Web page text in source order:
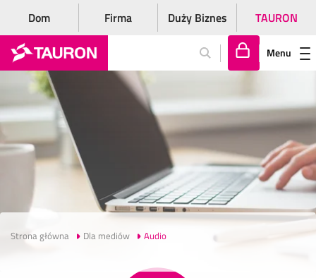
Dom Firma Duży Biznes TAURON
lo
gu
j
si
ę
Menu
Strona główna Dla mediów Audio